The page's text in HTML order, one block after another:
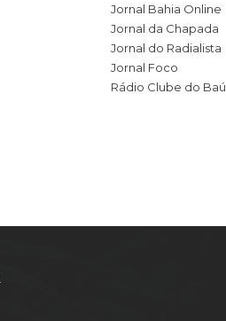
Jornal Bahia Online
Jornal da Chapada
Jornal do Radialista
Jornal Foco
Rádio Clube do Baú